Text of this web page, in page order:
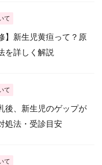
て
】新生児黄疸って？原
を詳しく解説
て
後、新生児のゲップが
処法・受診目安
て